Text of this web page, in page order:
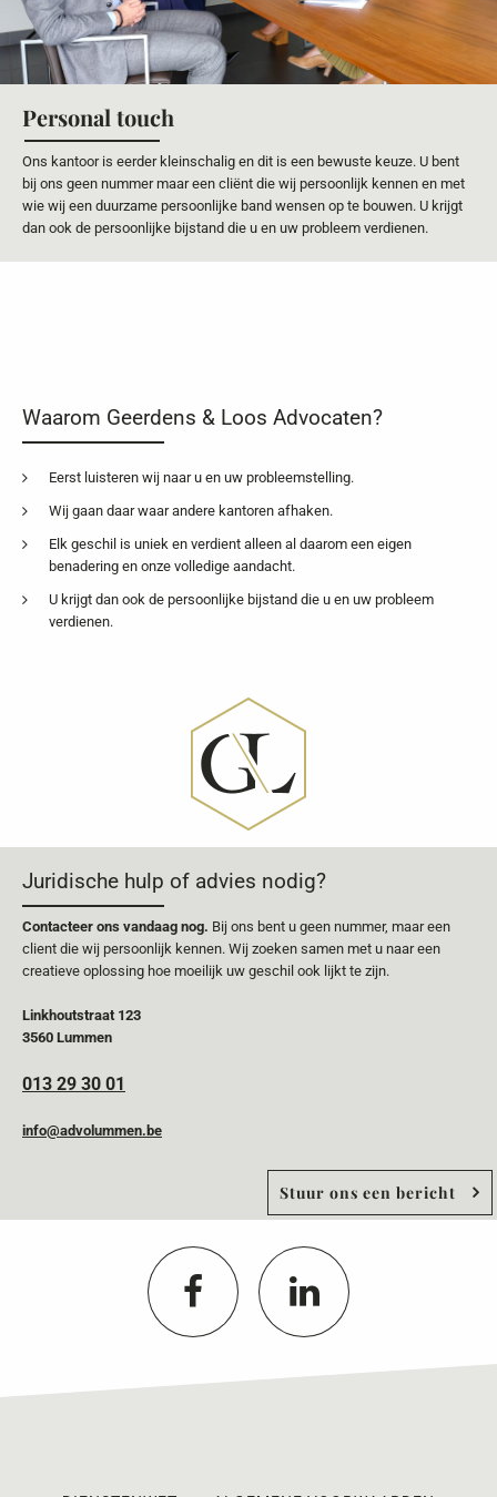
Personal touch
Ons kantoor is eerder kleinschalig en dit is een bewuste keuze. U bent
bij ons geen nummer maar een cliënt die wij persoonlijk kennen en met
wie wij een duurzame persoonlijke band wensen op te bouwen. U krijgt
dan ook de persoonlijke bijstand die u en uw probleem verdienen.
Waarom Geerdens & Loos Advocaten?
Eerst luisteren wij naar u en uw probleemstelling.
Wij gaan daar waar andere kantoren afhaken.
Elk geschil is uniek en verdient alleen al daarom een eigen
benadering en onze volledige aandacht.
U krijgt dan ook de persoonlijke bijstand die u en uw probleem
verdienen.
Juridische hulp of advies nodig?
Contacteer ons vandaag nog. Bij ons bent u geen nummer, maar een
client die wij persoonlijk kennen. Wij zoeken samen met u naar een
creatieve oplossing hoe moeilijk uw geschil ook lijkt te zijn.
Linkhoutstraat 123
3560 Lummen
013 29 30 01
info@advolummen.be
Stuur ons een bericht